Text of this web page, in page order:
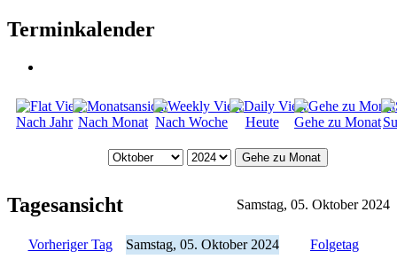
Terminkalender
Nach Jahr Nach Monat Nach Woche Heute Gehe zu Monat
Gehe zu Monat
Tagesansicht Samstag, 05. Oktober 2024
Vorheriger Tag Samstag, 05. Oktober 2024 Folgetag